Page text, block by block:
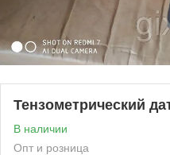
Тензометрический
В наличии
Опт и розница